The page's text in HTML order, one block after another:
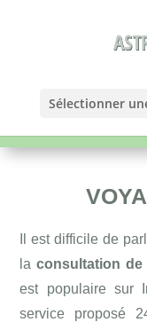
Sélectionner
Il est difficile de
laconsultation de
est populaire sur
service proposé